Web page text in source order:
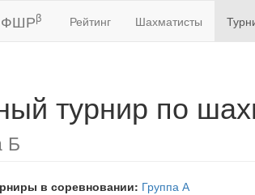
ФШРβ Рейтинг Шахматисты
турнир по
Б
в соревновании: Группа А